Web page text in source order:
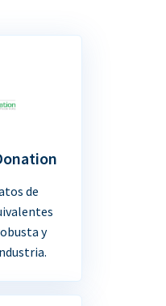
de
y